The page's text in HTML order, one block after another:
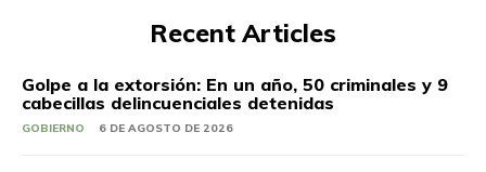
Recent Articles
Golpe a la extorsión: En un año, 50 criminales y 9
cabecillas delincuenciales detenidas
GOBIERNO 6 DE AGOSTO DE 2026